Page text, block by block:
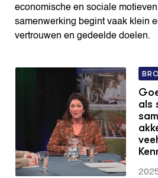
economische en sociale
samenwerking begint vaak klein
vertrouwen en gedeelde doelen.
als